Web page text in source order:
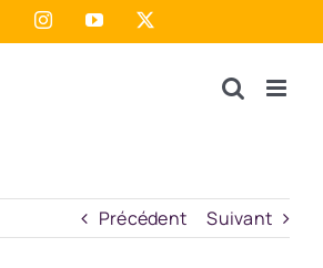
FacebookInstagramYouTube
Précédent Suivant